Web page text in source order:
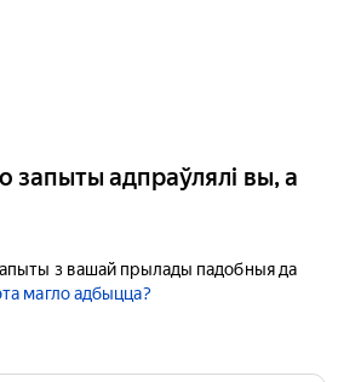
запыты адпраўлялі вы, а
з вашай прылады падобныя да
магло адбыцца?